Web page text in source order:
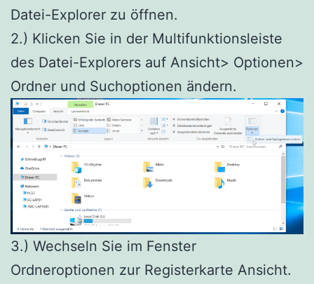
Datei-Explorer zu öffnen.
2.) Klicken Sie in der Multifunktionsleiste
des Datei-Explorers auf Ansicht> Optionen>
Ordner und Suchoptionen ändern.
3.) Wechseln Sie im Fenster
Ordneroptionen zur Registerkarte Ansicht.